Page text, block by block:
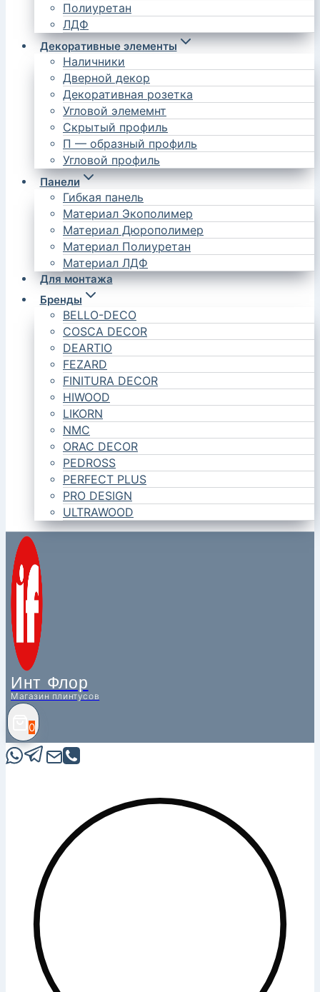
Полиуретан
ЛДФ
Декоративные элементы
Наличники
Дверной декор
Декоративная розетка
Угловой элемемнт
Скрытый профиль
П — образный профиль
Угловой профиль
Панели
Гибкая панель
Материал Экополимер
Материал Дюрополимер
Материал Полиуретан
Материал ЛДФ
Для монтажа
Бренды
BELLO-DECO
COSCA DECOR
DEARTIO
FEZARD
FINITURA DECOR
HIWOOD
LIKORN
NMC
ORAC DECOR
PEDROSS
PERFECT PLUS
PRO DESIGN
ULTRAWOOD
Инт Флор
Магазин плинтусов
0